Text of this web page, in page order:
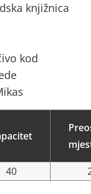
knjižnica
kod
40